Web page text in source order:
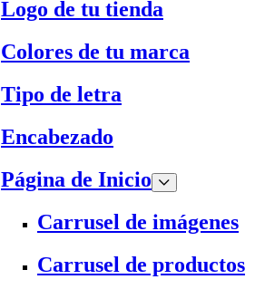
Logo de tu tienda
Colores de tu marca
Tipo de letra
Encabezado
Página de Inicio
Carrusel de imágenes
Carrusel de productos